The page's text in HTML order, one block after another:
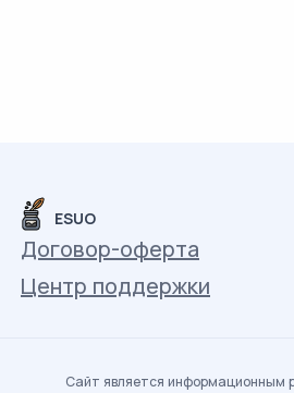
ESUO
Договор-оферта
Центр поддержки
Сайт является информационным